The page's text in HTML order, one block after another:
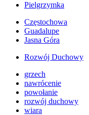
Pielgrzymka
Częstochowa
Guadalupe
Jasna Góra
Rozwój Duchowy
grzech
nawrócenie
powołanie
rozwój duchowy
wiara